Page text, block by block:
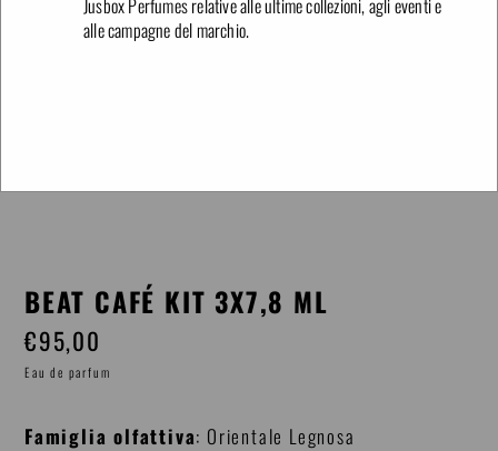
BEAT CAFÉ KIT 3X7,8 ML
di
€95,00
Eau de parfum
Famiglia olfattiva: Orientale Legnosa
alle campagne del marchio.